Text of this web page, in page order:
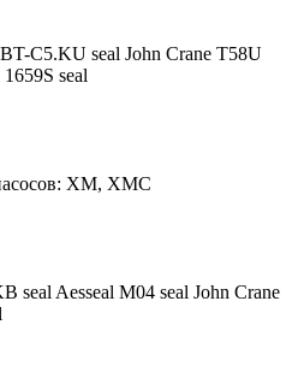
C5.KU seal John Crane T58U
seal
ХМ, ХМС
seal Aesseal M04 seal John Crane